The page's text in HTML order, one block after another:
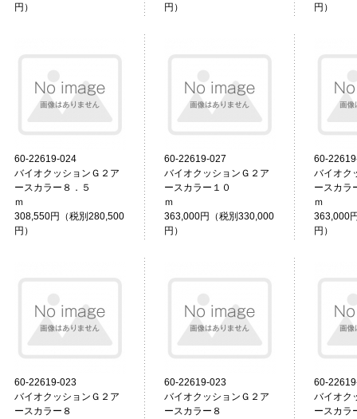
円）
円）
円）
60-22619-024
バイオクッションＧ２ア
ースカラー８．５
ｍ
308,550円（税別280,500
円）
60-22619-027
バイオクッションＧ２ア
ースカラー１０
ｍ
363,000円（税別330,000
円）
60-
バイオク
ースカラ
363,000
円）
60-22619-023
バイオクッションＧ２ア
ースカラー８
60-22619-023
バイオクッションＧ２ア
ースカラー８
60-
バイオク
ースカラ